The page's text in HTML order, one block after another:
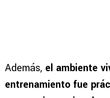
Además, el ambiente
entrenamiento fue